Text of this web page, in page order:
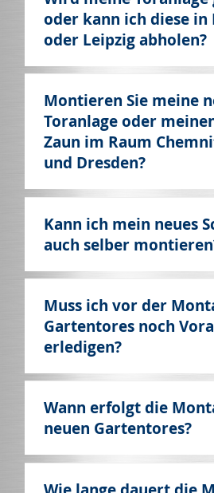
oder kann ich diese in
oder Leipzig abholen?
Montieren Sie meine
Toranlage oder
Zaun im Raum
und Dresden?
Kann ich mein neues
auch selber
Muss ich vor der
Gartentores noch
erledigen?
Wann erfolgt die
neuen Gartentores?